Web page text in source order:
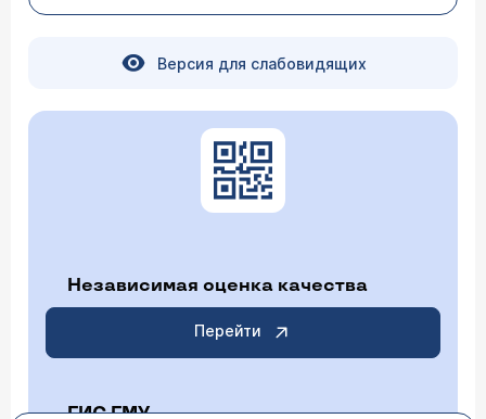
Версия для слабовидящих
Независимая оценка качества
Перейти
ГИС ГМУ